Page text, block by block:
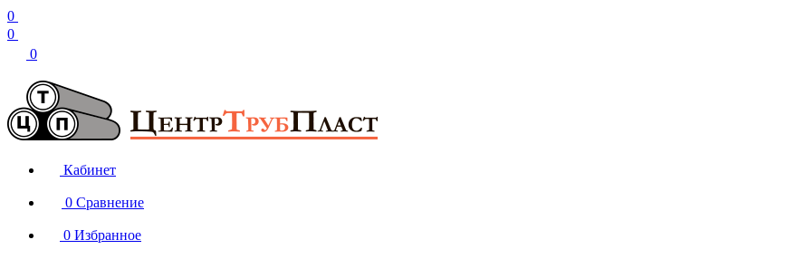
0
0
0
Кабинет
0 Сравнение
0 Избранное